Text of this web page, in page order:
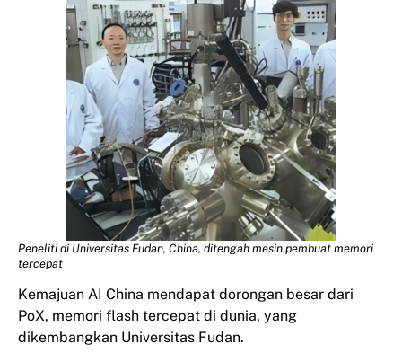
Peneliti di Universitas Fudan, China, ditengah mesin pembuat memori
tercepat
Kemajuan AI China mendapat dorongan besar dari
PoX, memori flash tercepat di dunia, yang
dikembangkan Universitas Fudan.